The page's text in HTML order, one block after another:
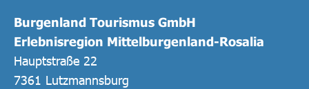
Burgenland Tourismus GmbH
Erlebnisregion Mittelburgenland-Rosalia
Hauptstraße 22
7361 Lutzmannsburg